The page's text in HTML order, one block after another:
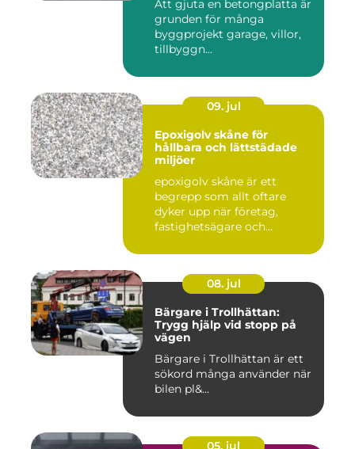
Att gjuta en betongplatta är
grunden för många
byggprojekt garage, villor,
tillbyggn...
09. jul
Epoxigolv skåne för
hållbara och lättstädade
miljöer
epoxigolv skåne är ett
begrepp som allt oftare
dyker upp när företag,
fastighetsägare och
08. jul
Bärgare i Trollhättan:
Trygg hjälp vid stopp på
vägen
Bärgare i Trollhättan är ett
sökord många använder när
bilen pl&...
05. jul